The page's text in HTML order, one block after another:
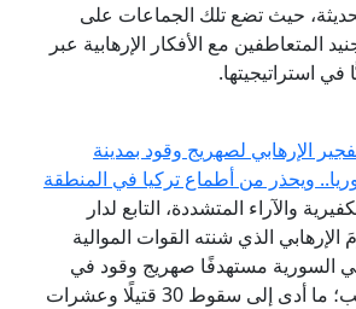
حيث تضع تلك الجماعات على
المتعاطفين مع الأفكار الإرهابية عبر
في استراتيجيتها.
الإرهابي لصهريج وقود بمدينة
ويحذر من أطماع تركيا في المنطقة
والآراء المتشددة، التابع لدار
الإرهابي الذي شنته القوات الموالية
السورية مستهدفًا صهريج وقود في
مدينة عفرين بريف حلب؛ ما أدى إلى سقوط 30 قتيلًا وعشرات